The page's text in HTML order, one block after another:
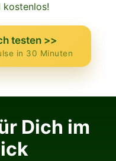
kostenlos!
testen >>
in 30 Minuten
Dich im